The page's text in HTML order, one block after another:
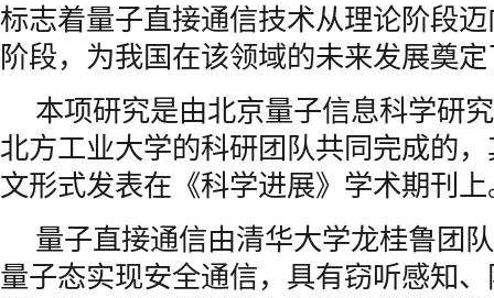
标志着量子直接通信技术从理论阶段
阶段，为我国在该领域的未来发展奠
本项研究是由北京量子信息科学研
北方工业大学的科研团队共同完成的
文形式发表在《科学进展》学术期刊上
量子直接通信由清华大学龙桂鲁团
量子态实现安全通信，具有窃听感知